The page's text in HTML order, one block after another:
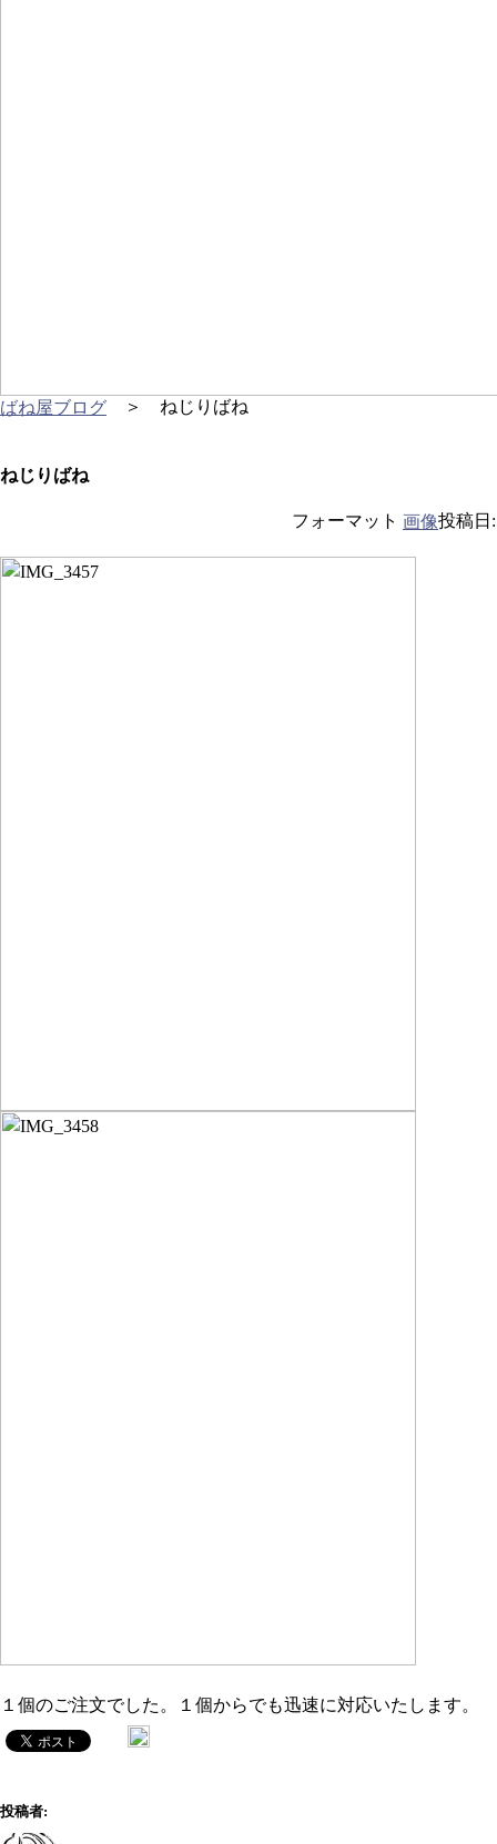
ばね屋ブログ ＞ ねじりばね
ねじりばね
フォーマット 画像投稿
１個のご注文でした。１個からでも迅速に対応いたします。
投稿者: